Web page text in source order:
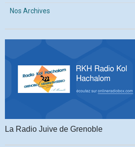
Nos Archives
La Radio Juive de Grenoble